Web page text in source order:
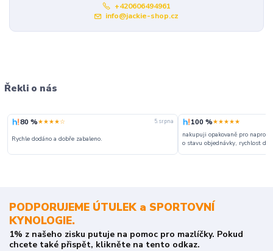
+420606494961
info@jackie-shop.cz
Řekli o nás
80 %★★★★☆ 5. srpna
Rychle dodáno a dobře zabaleno.
100 %★★★★★
nakupuji opakovaně pro
o stavu objednávky, rychlost
PODPORUJEME ÚTULEK a SPORTOVNÍ
KYNOLOGIE.
1% z našeho zisku putuje na pomoc pro mazlíčky. Pokud
chcete také přispět, klikněte na tento odkaz.